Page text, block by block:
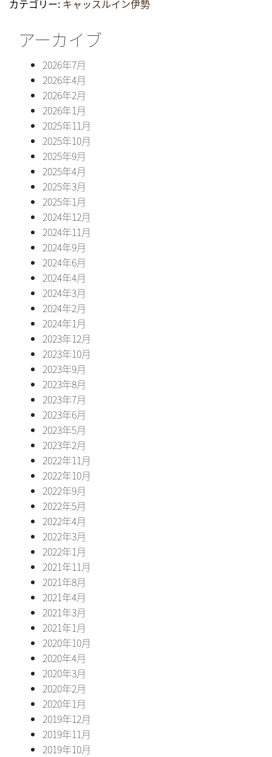
カテゴリー: キャッスルイン伊勢
アーカイブ
2026年7月
2026年4月
2026年2月
2026年1月
2025年11月
2025年10月
2025年9月
2025年4月
2025年3月
2025年1月
2024年12月
2024年11月
2024年9月
2024年6月
2024年4月
2024年3月
2024年2月
2024年1月
2023年12月
2023年10月
2023年9月
2023年8月
2023年7月
2023年6月
2023年5月
2023年2月
2022年11月
2022年10月
2022年9月
2022年5月
2022年4月
2022年3月
2022年1月
2021年11月
2021年8月
2021年4月
2021年3月
2021年1月
2020年10月
2020年4月
2020年3月
2020年2月
2020年1月
2019年12月
2019年11月
2019年10月